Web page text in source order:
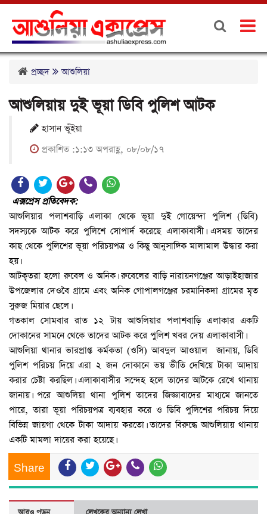
প্রচ্ছদ আশুলিয়া
আশুলিয়ায় দুই ভূয়া ডিবি পুলিশ আটক
হাসান ভূঁইয়া
প্রকাশিত :১:১৩ অপরাহ্ণ, ০৮/০৮/১৭
এক্সপ্রেস প্রতিবেদক:
আশুলিয়ার পলাশবাড়ি এলাকা থেকে ভূয়া দুই গোয়েন্দা পুলিশ (ডিবি)
সদস্যকে আটক করে পুলিশে সোপার্দ করেছে এলাকাবাসী। এসময় তাদের
কাছ থেকে পুলিশের ভূয়া পরিচয়পত্র ও কিছু আনুসাঙ্গিক মালামাল উদ্ধার করা
হয়।
আটকৃতরা হলো রুবেল ও অনিক। রুবেলের বাড়ি নারায়নগঞ্জের আড়াইহাজার
উপজেলার দেওবৈ গ্রামে এবং অনিক গোপালগঞ্জের চরমানিকদা গ্রামের মৃত
সুরুজ মিয়ার ছেলে।
গতকাল সোমবার রাত ১২ টায় আশুলিয়ার পলাশবাড়ি এলাকার একটি
দোকানের সামনে থেকে তাদের আটক করে পুলিশ খবর দেয় এলাকাবাসী।
আশুলিয়া থানার ভারপ্রাপ্ত কর্মকতা (ওসি) আবদুল আওয়াল জানায়, ডিবি
পুলিশ পরিচয় দিয়ে এরা ২ জন দোকানে ভয় ভীতি দেখিয়ে টাকা আদায়
করার চেষ্টা করছিল। এলাকাবাসীর সন্দেহ হলে তাদের আটকে রেখে থানায়
জানায়। পরে আশুলিয়া থানা পুলিশ তাদের জিজ্ঞাবাদের মাধ্যমে জানতে
পারে, তারা ভূয়া পরিচয়পত্র ব্যবহার করে ও ডিবি পুলিশের পরিচয় দিয়ে
বিভিন্ন জায়গা থেকে টাকা আদায় করতো। তাদের বিরুদ্ধে আশুলিয়ায় থানায়
একটি মামলা দায়ের করা হয়েছে।
Share